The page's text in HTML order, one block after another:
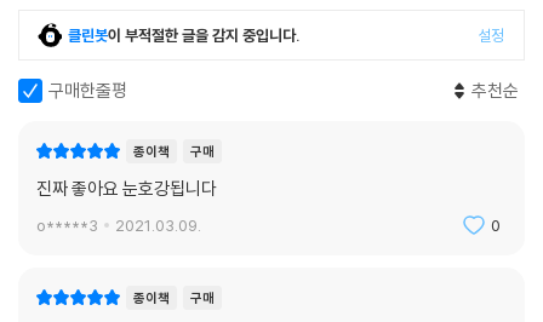
클린봇이 부적절한 글을 감지 중입니다. 설정
구매한줄평 추천순
종이책 구매
진짜 좋아요 눈호강됩니다
o*****3 2021.03.09. 0
종이책 구매